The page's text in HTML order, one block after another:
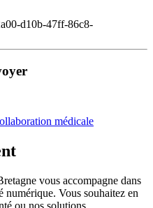
d10b-47ff-86c8-
médicale
vous accompagne dans
numérique. Vous souhaitez en